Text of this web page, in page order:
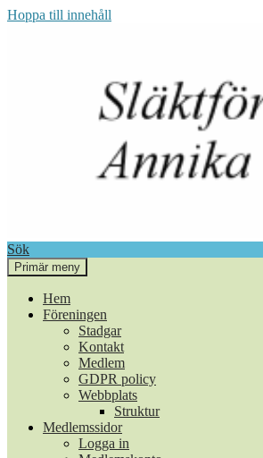
Hoppa till innehåll
Annika och Torkel i
Sök
Primär meny
Hem
Föreningen
Stadgar
Kontakt
Medlem
GDPR policy
Webbplats
Struktur
Medlemssidor
Logga in